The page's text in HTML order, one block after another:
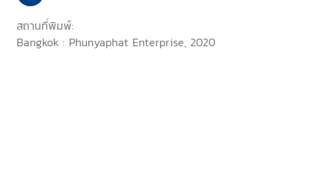
สถานที่พิมพ์:
Bangkok : Phunyaphat Enterprise, 2020